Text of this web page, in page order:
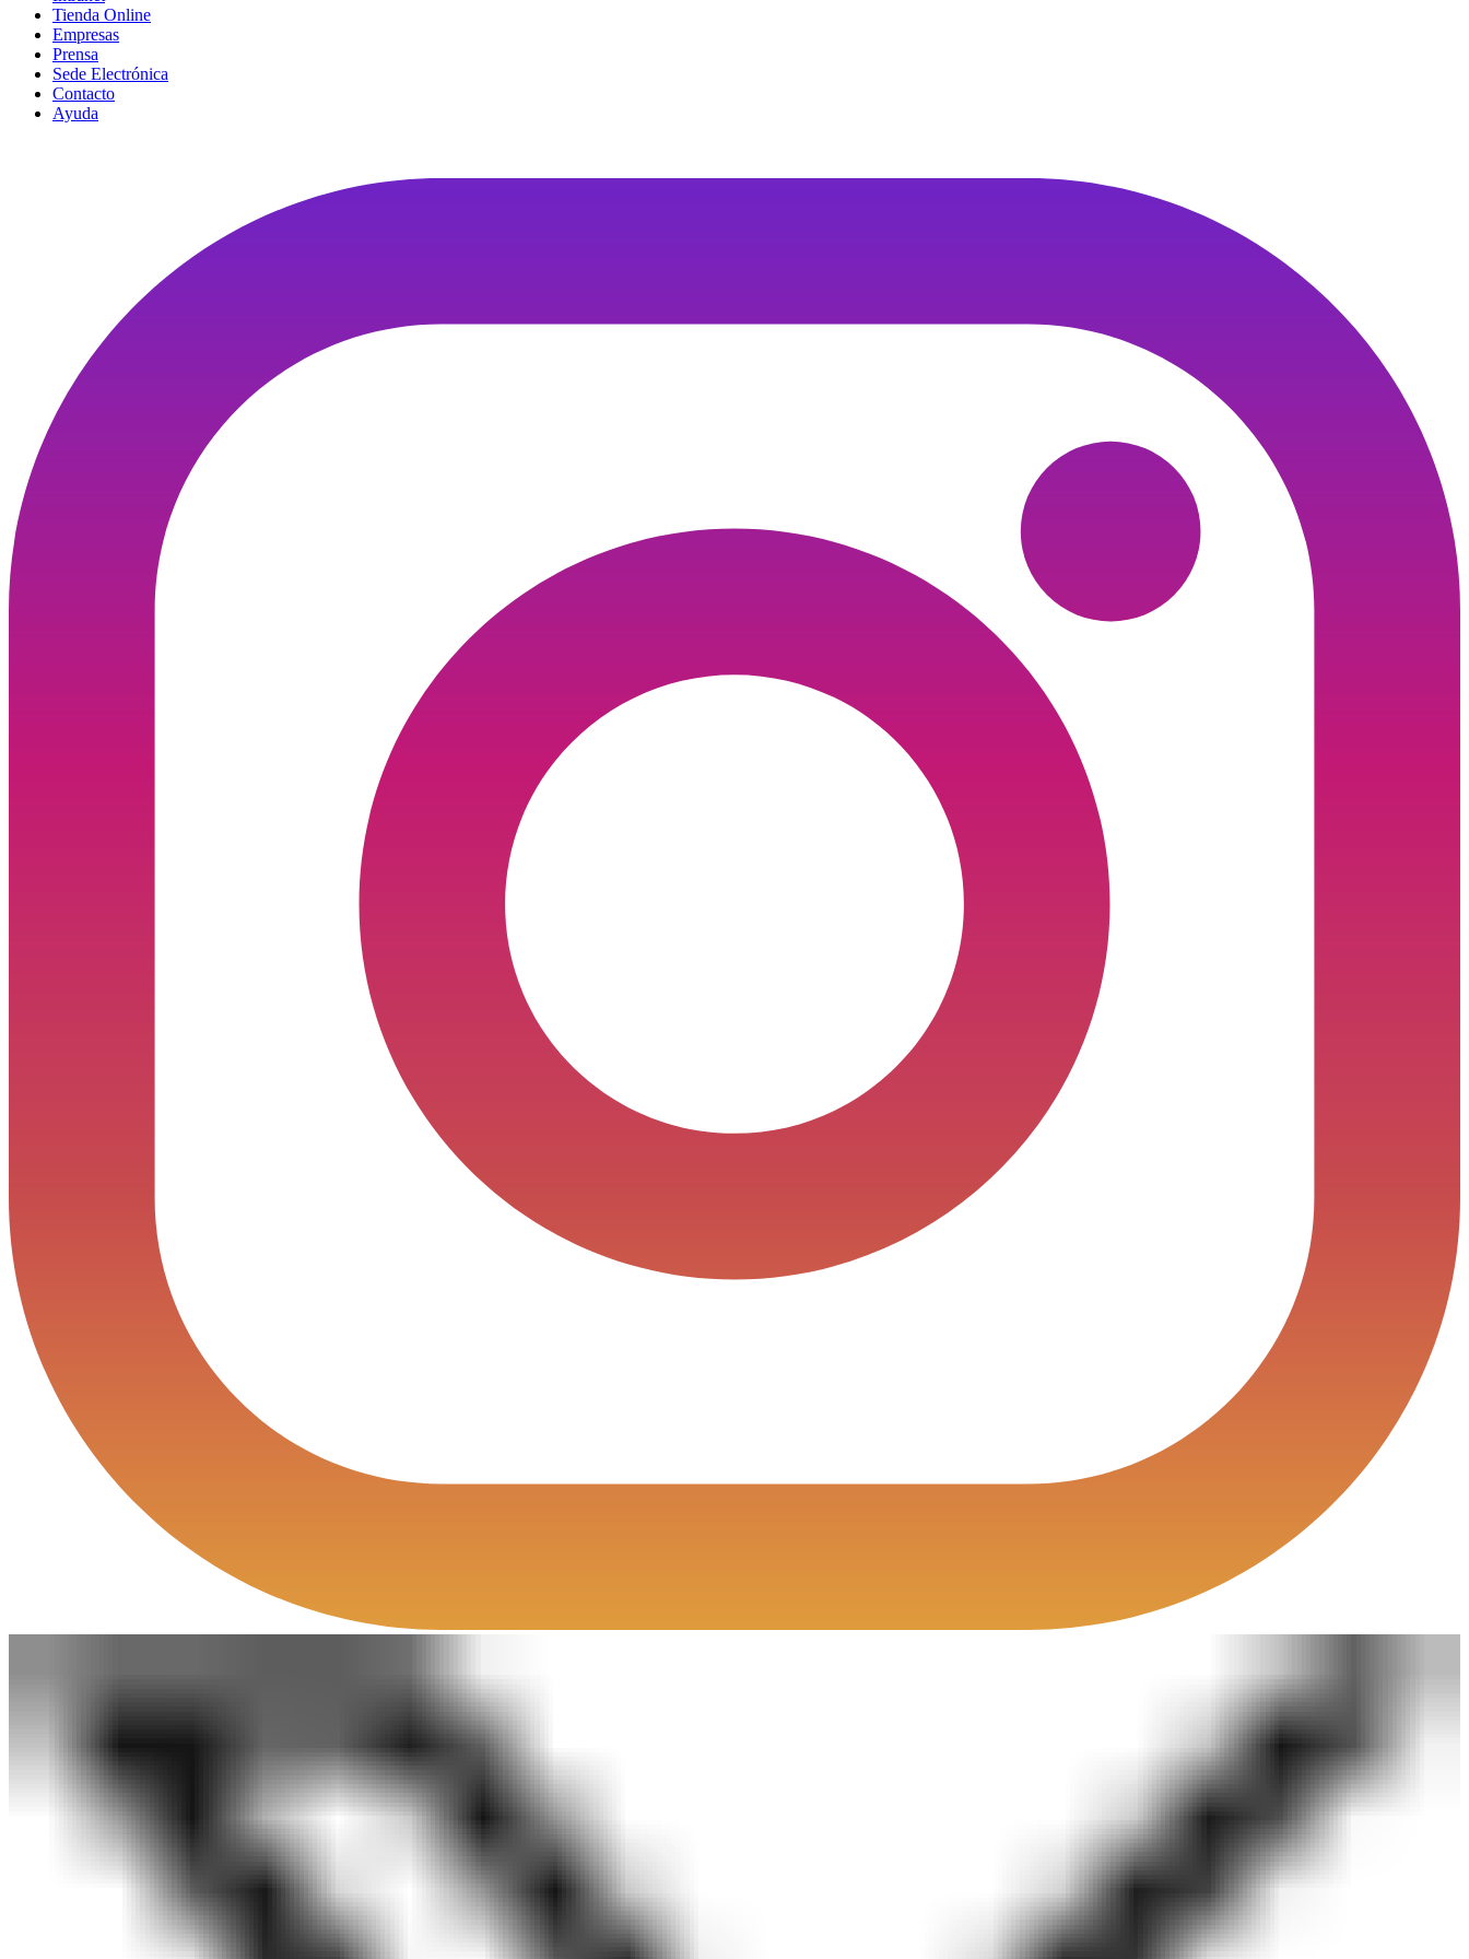
Tienda Online
Empresas
Prensa
Sede Electrónica
Contacto
Ayuda